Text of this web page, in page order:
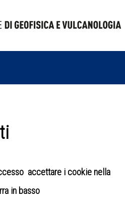
accettare i cookie nella
in basso